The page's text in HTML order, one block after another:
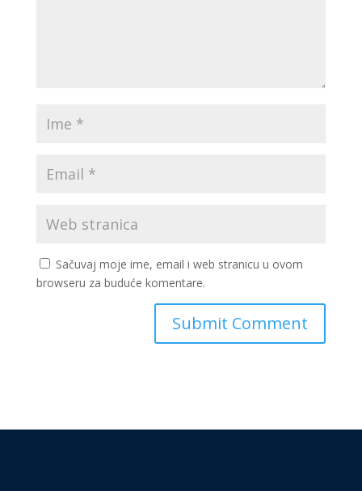
Sačuvaj moje ime, email i web stranicu u ovom
browseru za buduće komentare.